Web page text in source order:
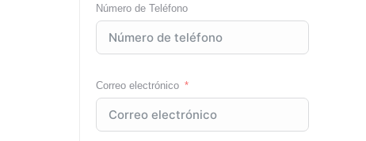
Número de Teléfono
Correo electrónico